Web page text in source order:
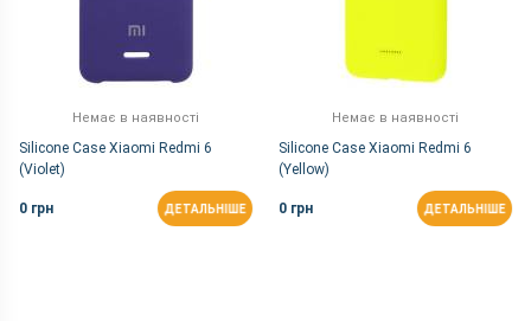
Немає в наявності
Silicone Case Xiaomi Redmi 6
(Violet)
0 грн ДЕТАЛЬНІШЕ
Немає в наявності
Silicone Case Xiaomi Redmi 6
(Yellow)
0 грн ДЕТАЛЬНІШЕ